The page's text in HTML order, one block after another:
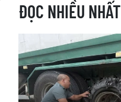
ĐỌC NHIỀU NHẤT